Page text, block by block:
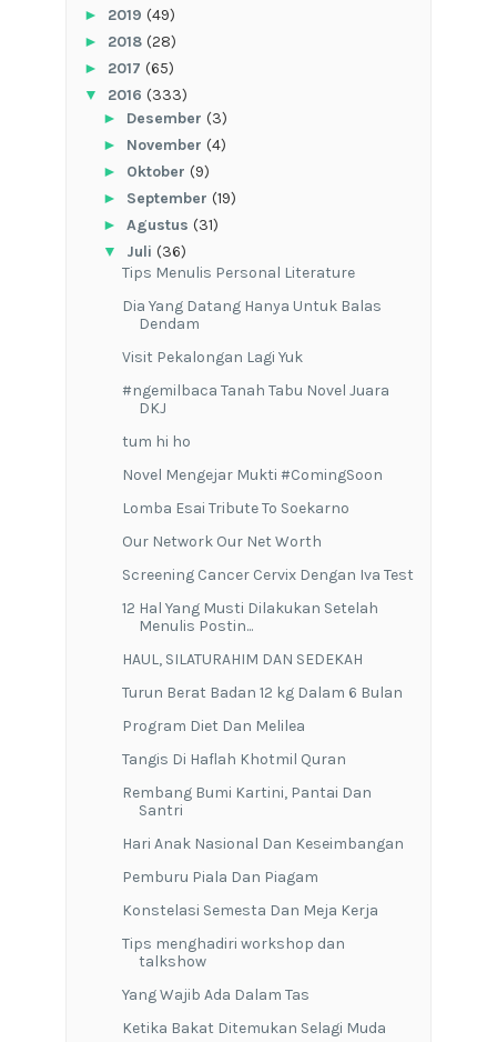
► 2019 (49)
► 2018 (28)
► 2017 (65)
▼ 2016 (333)
► Desember (3)
► November (4)
► Oktober (9)
► September (19)
► Agustus (31)
▼ Juli (36)
Tips Menulis Personal Literature
Dia Yang Datang Hanya Untuk Balas
Dendam
Visit Pekalongan Lagi Yuk
#ngemilbaca Tanah Tabu Novel Juara
DKJ
tum hi ho
Novel Mengejar Mukti #ComingSoon
Lomba Esai Tribute To Soekarno
Our Network Our Net Worth
Screening Cancer Cervix Dengan Iva Test
12 Hal Yang Musti Dilakukan Setelah
Menulis Postin...
HAUL, SILATURAHIM DAN SEDEKAH
Turun Berat Badan 12 kg Dalam 6 Bulan
Program Diet Dan Melilea
Tangis Di Haflah Khotmil Quran
Rembang Bumi Kartini, Pantai Dan
Santri
Hari Anak Nasional Dan Keseimbangan
Pemburu Piala Dan Piagam
Konstelasi Semesta Dan Meja Kerja
Tips menghadiri workshop dan
talkshow
Yang Wajib Ada Dalam Tas
Ketika Bakat Ditemukan Selagi Muda